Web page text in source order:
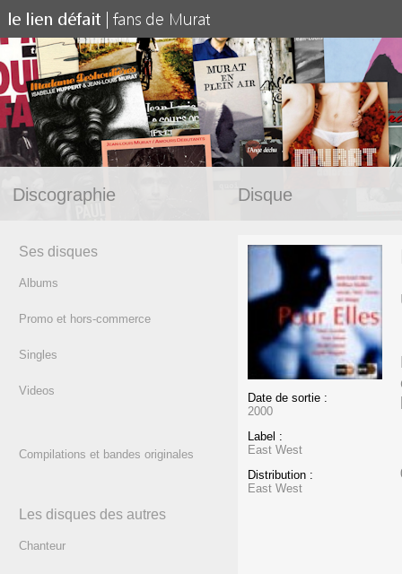
Discographie Disque
Ses disques
Albums
Promo et hors-commerce
Singles
Videos
Compilations et bandes originales
Les disques des autres
Chanteur
Date de sortie :
2000
Label :
East West
Distribution :
East West